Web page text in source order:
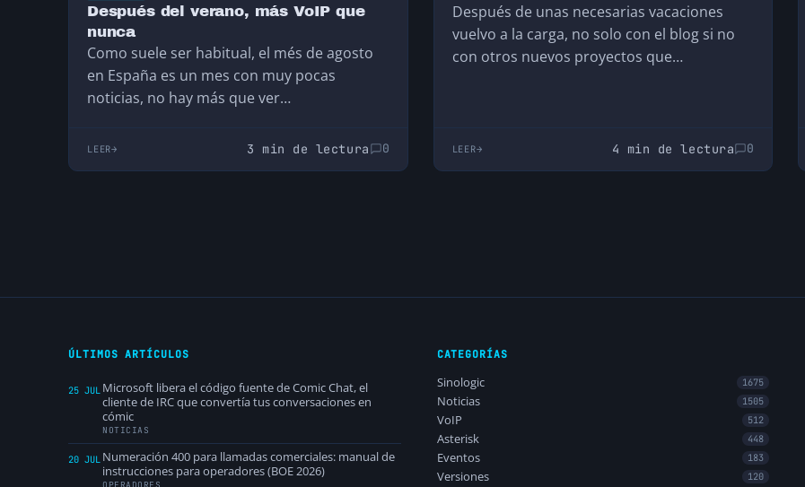
Después del verano, más VoIP que
nunca
Como suele ser habitual, el més de agosto
en España es un mes con muy pocas
noticias, no hay más que ver…
LEER 3 min de lectura 0
Después de unas necesarias vacaciones
vuelvo a la carga, no solo con el blog si no
con otros nuevos proyectos que
LEER 4 min de lectura 0
ÚLTIMOS ARTÍCULOS
25 JUL Microsoft libera el código fuente de Comic Chat, el
cliente de IRC que convertía tus conversaciones en
cómic
NOTICIAS
20 JUL Numeración 400 para llamadas comerciales: manual de
instrucciones para operadores (BOE 2026)
CATEGORÍAS
Sinologic 1675
Noticias 1505
VoIP 512
Asterisk 448
Eventos 183
Versiones 120